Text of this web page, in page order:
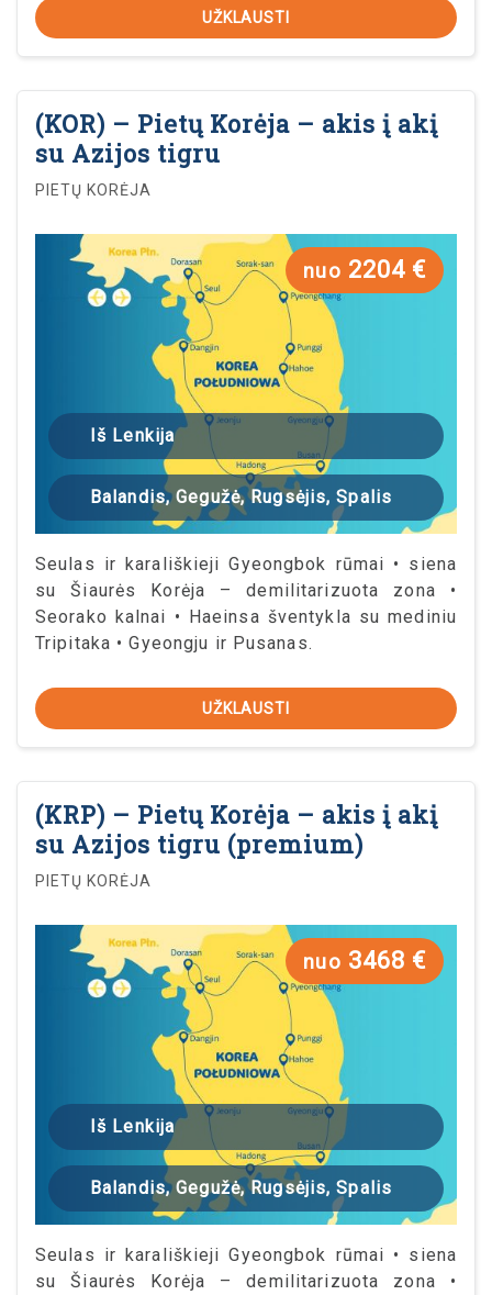
UŽKLAUSTI
(KOR) – Pietų Korėja – akis į akį
su Azijos tigru
PIETŲ KORĖJA
nuo 2204 €
Iš Lenkija
Balandis, Gegužė, Rugsėjis, Spalis
Seulas ir karališkieji Gyeongbok rūmai • siena
su Šiaurės Korėja – demilitarizuota zona •
Seorako kalnai • Haeinsa šventykla su mediniu
Tripitaka • Gyeongju ir Pusanas.
UŽKLAUSTI
(KRP) – Pietų Korėja – akis į akį
su Azijos tigru (premium)
PIETŲ KORĖJA
nuo 3468 €
Iš Lenkija
Balandis, Gegužė, Rugsėjis, Spalis
Seulas ir karališkieji Gyeongbok rūmai • siena
su Šiaurės Korėja – demilitarizuota zona •